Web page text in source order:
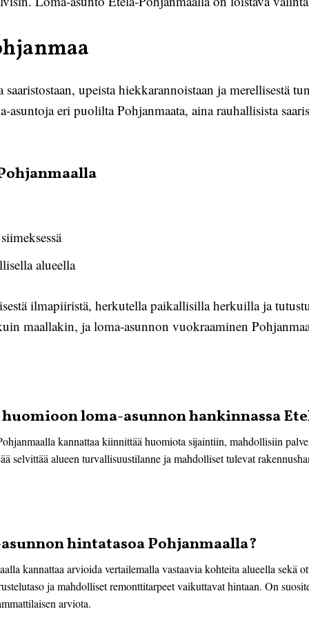
upeista hiekkarannoistaan ja merellisestä
asuntoja eri puolilta Pohjanmaata, aina rauhallisista
alueella
ilmapiiristä, herkutella paikallisilla herkuilla ja
maallakin, ja loma-asunnon vuokraaminen
loma-asunnon hankinnassa
kannattaa kiinnittää huomiota sijaintiin, mahdollisiin
selvittää alueen turvallisuustilanne ja mahdolliset tulevat
hintatasoa Pohjanmaalla?
kannattaa arvioida vertailemalla vastaavia kohteita alueella sekä
ja mahdolliset remonttitarpeet vaikuttavat hintaan. On
arviota.